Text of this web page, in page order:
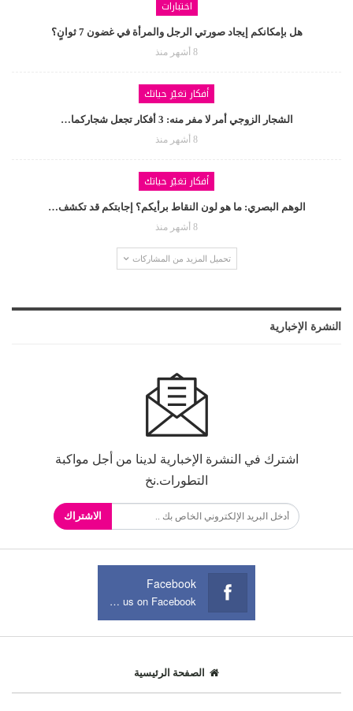
اختبارات
هل بإمكانكم إيجاد صورتي الرجل والمرأة في غضون 7 ثوانٍ؟
8 أشهر منذ
أفكار تغيّر حياتك
الشجار الزوجي أمر لا مفر منه: 3 أفكار تجعل شجاركما…
8 أشهر منذ
أفكار تغيّر حياتك
الوهم البصري: ما هو لون النقاط برأيكم؟ إجابتكم قد تكشف…
8 أشهر منذ
تحميل المزيد من المشاركات
النشرة الإخبارية
اشترك في النشرة الإخبارية لدينا من أجل مواكبة
التطورات.نخ
الاشتراك
Facebook
Join us on Facebook
الصفحة الرئيسية